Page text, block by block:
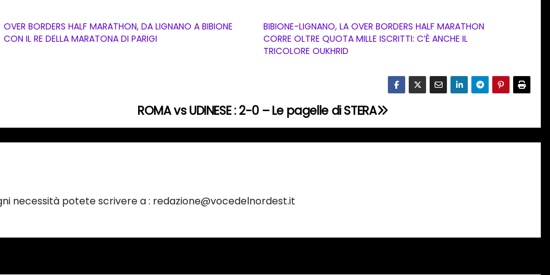
OVER BORDERS HALF MARATHON, DA LIGNANO A BIBIONE
CON IL RE DELLA MARATONA DI PARIGI
BIBIONE-LIGNANO, LA OVER BORDERS HALF MARATHON
CORRE OLTRE QUOTA MILLE ISCRITTI: C’È ANCHE IL
TRICOLORE OUKHRID
ROMA vs UDINESE : 2-0 – Le pagelle di STERA
necessità potete scrivere a : redazione@vocedelnordest.it